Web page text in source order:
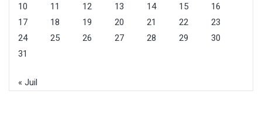
10
11 12 13 14 15
16
17
18 19 20 21 22
23
24
25 26 27 28 29
30
31
« Juil